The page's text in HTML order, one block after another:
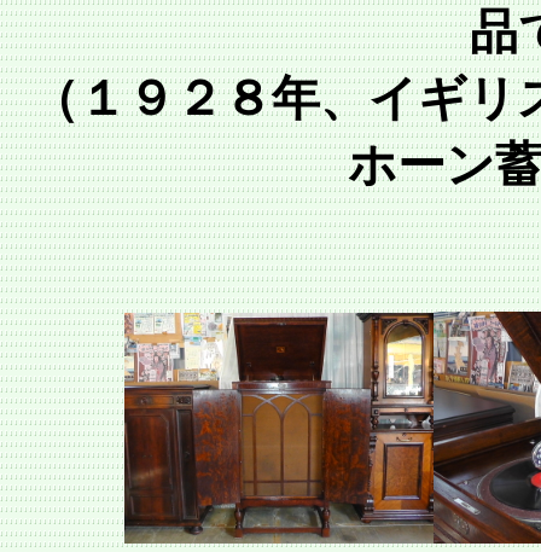
品
（１９２８年、イギリ
ホーン